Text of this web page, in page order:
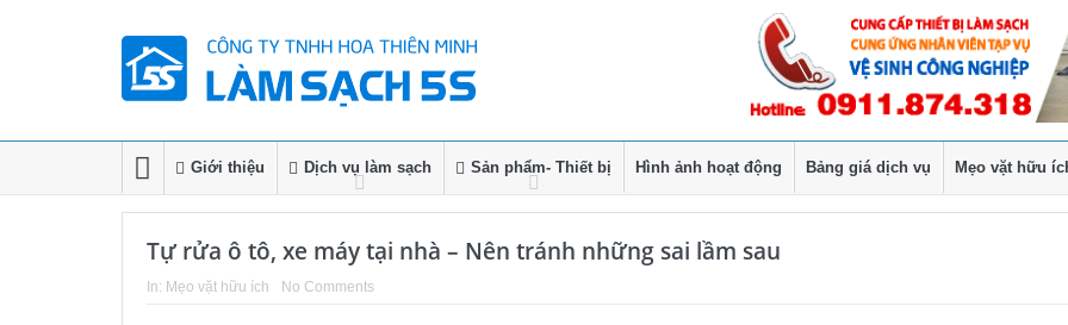
Giới thiệu Dịch vụ làm sạch Sản phẩm- Thiết bị Hình ảnh hoạt động Bảng giá dịch vụ Mẹo vặt hữu
Tự rửa ô tô, xe máy tại nhà – Nên tránh những sai lầm sau
In: Mẹo vặt hữu ích No Comments